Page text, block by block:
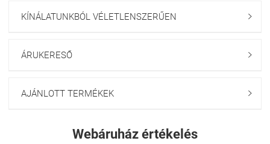
KÍNÁLATUNKBÓL VÉLETLENSZERŰEN 
ÁRUKERESŐ 
AJÁNLOTT TERMÉKEK 
Webáruház értékelés